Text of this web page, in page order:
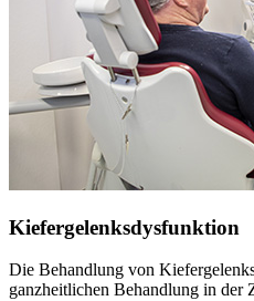
Kiefergelenksdysfunktion
Die Behandlung von
ganzheitlichen Behandlung in der